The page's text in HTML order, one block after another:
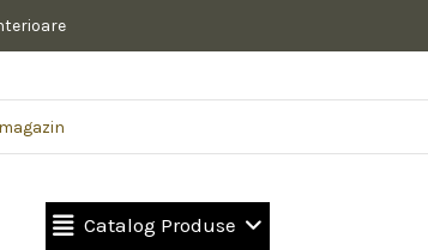
Catalog Produse